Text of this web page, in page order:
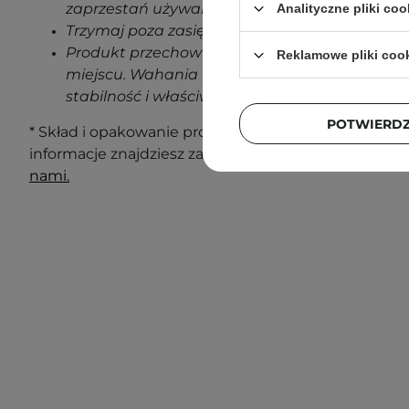
zaprzestań używania produktu.
Trzymaj poza zasięgiem dzieci.
Produkt przechowuj w temperaturze
miejscu. Wahania temperatur podczas
stabilność i właściwości produktu.
* Skład i opakowanie produktu mogą ulec zmianie.
informacje znajdziesz zawsze na opakowaniu. Masz
nami.
Analityczne pliki
Reklamowe pliki